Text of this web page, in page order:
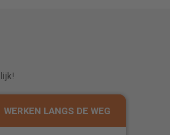
WERKEN LANGS DE WEG